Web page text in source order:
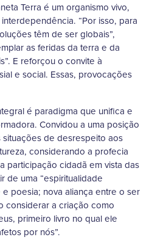
Terra é um organismo vivo,
“Por isso, para
têm de ser globais”,
as feridas da terra e da
E reforçou o convite à
e social. Essas, provocações
é paradigma que unifica e
Convidou a uma posição
de desrespeito aos
considerando a profecia
participação cidadã em vista das
de uma “espiritualidade
poesia; nova aliança entre o ser
considerar a criação como
primeiro livro no qual ele
por nós”.